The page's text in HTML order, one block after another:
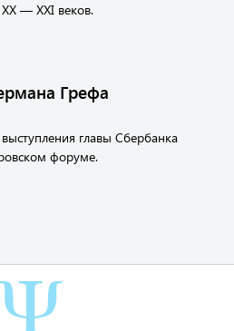
— XXI веков.
Грефа
главы Сбербанка
форуме.